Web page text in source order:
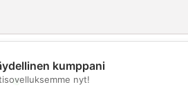
kumppani
nyt!